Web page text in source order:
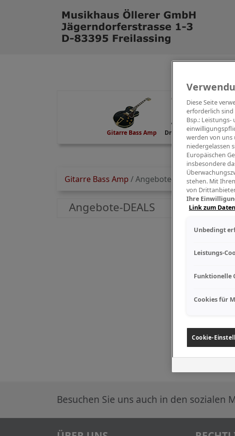
Gitarre Bass Amp Drums Percussion
Gitarre Bass Amp /Angebote-DEALS
Angebote-DEALS
Besuchen Sie uns auch in den sozialen
Diese Seite
erforderlich
Bsp.:
werden von uns
niedergelassen
Europäischen
insbesondere
stehen. Mit
von
Ihre
Link zum
Unbedingt
Leistungs-
Funktionelle
Cookies für
Cookie-